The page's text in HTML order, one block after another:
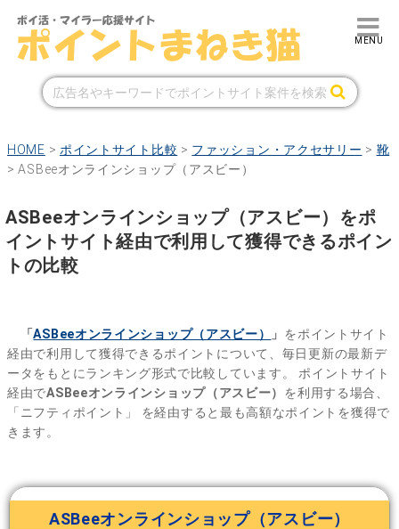
HOME > ポイントサイト比較 > ファッション・アクセサリー > 靴
>ASBeeオンラインショップ（アスビー）
ASBeeオンラインショップ（アスビー）をポ
イントサイト経由で利用して獲得できるポイン
トの比較
「ASBeeオンラインショップ（アスビー） 」 をポイントサイト
経由で利用して獲得できるポイントについて、毎日更新の最新デ
ータをもとにランキング形式で比較しています。 ポイントサイト
経由でASBeeオンラインショップ（アスビー） を利用する場合、
「ニフティポイント」
を経由すると最も高額なポイントを獲得で
きます。
ASBeeオンラインショップ（アスビー）